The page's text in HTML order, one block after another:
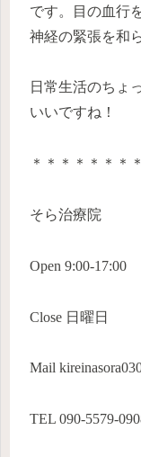
です。目の血行
神経の緊張を和
日常生活のちょ
いいですね！
＊＊＊＊＊＊＊
そら治療院
Open 9:00-17:00
Close 日曜日
Mail
TEL 090-5579-